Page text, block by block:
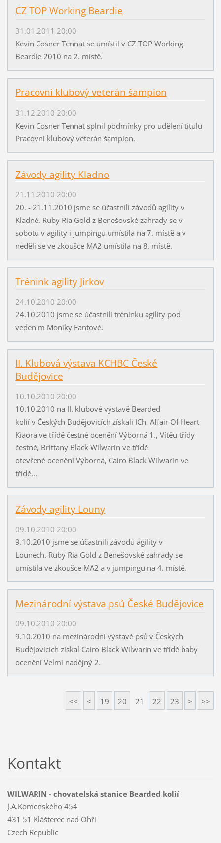
CZ TOP Working Beardie
31.01.2011 20:00
Kevin Cosner Tennat se umístil v CZ TOP Working
Beardie 2010 na 2. místě.
Pracovní klubový veterán šampion
31.12.2010 20:00
Kevin Cosner Tennat splnil podmínky pro udělení titulu
Pracovní klubový veterán šampion.
Závody agility Kladno
21.11.2010 20:00
20. - 21.11.2010 jsme se účastnili závodů agility v
Kladně. Ruby Ria Gold z Benešovské zahrady se v
sobotu v agility i jumpingu umístila na 7. místě a v
neděli se ve zkoušce MA2 umístila na 8. místě.
Trénink agility Jirkov
24.10.2010 20:00
24.10.2010 jsme se účastnili tréninku agility pod
vedením Moniky Fantové.
II. Klubová výstava KCHBC České
Budějovice
10.10.2010 20:00
10.10.2010 na II. klubové výstavě Bearded
kolií v Českých Budějovicích získali ICh. Affair Of Heart
Kiaora ve třídě čestné ocenění Výborná 1., Vítěu třídy
čestné, Brittany Black Wilwarin ve třídě
otevřené ocenění Výborná, Cairo Black Wilwarin ve
třídě...
Závody agility Louny
09.10.2010 20:00
9.10.2010 jsme se účastnili závodů agility v
Lounech. Ruby Ria Gold z Benešovské zahrady se
umístila ve zkoušce MA2 a v jumpingu na 4. místě.
Mezinárodní výstava psů České Budějovice
09.10.2010 20:00
9.10.2010 na mezinárodní výstavě psů v Českých
Budějovicích získal Cairo Black Wilwarin ve třídě baby
ocenění Velmi nadějný 2.
<< < 19 20 21 22 23 > >>
Kontakt
WILWARIN - chovatelská stanice Bearded kolií
J.A.Komenského 454
431 51 Klášterec nad Ohří
Czech Republic